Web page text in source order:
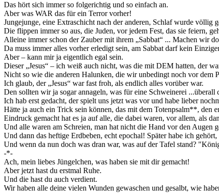
Das hört sich immer so folgerichtig und so einfach an.
Aber was WAR das für ein Terror vorher!
Jungejunge, eine Extraschicht nach der anderen, Schlaf wurde völlig
Die flippen immer so aus, die Juden, vor jedem Fest, das sie feiern,
Alleine immer schon der Zauber mit ihrem „Sabbat“ ... Machen wir
Da muss immer alles vorher erledigt sein, am Sabbat darf kein
Aber – kann mir ja eigentlich egal sein.
Dieser „Jesus“ – ich weiß auch nicht, was die mit DEM hatten, der
Nicht so wie die anderen Halunken, die wir unbedingt noch vor dem
Ich glaub, der „Jesus“ war fast froh, als endlich alles vorüber war.
Den sollten wir ja sogar annageln, was für eine Schweinerei
Ich hab erst gedacht, der spielt uns jetzt was vor und habe lieber
Hätte ja auch ein Trick sein können, das mit dem Totenpsalm**, den
Eindruck gemacht hat es ja auf alle, die dabei waren, vor allem, als
Und alle waren am Schreien, man hat nicht die Hand vor den Augen
Und dann das heftige Erdbeben, echt epochal! Später habe ich
Und wenn da nun doch was dran war, was auf der Tafel stand?
-*-
Ach, mein liebes Jüngelchen, was haben sie mit dir gemacht!
Aber jetzt hast du erstmal Ruhe.
Und die hast du auch verdient.
Wir haben alle deine vielen Wunden gewaschen und gesalbt, wie